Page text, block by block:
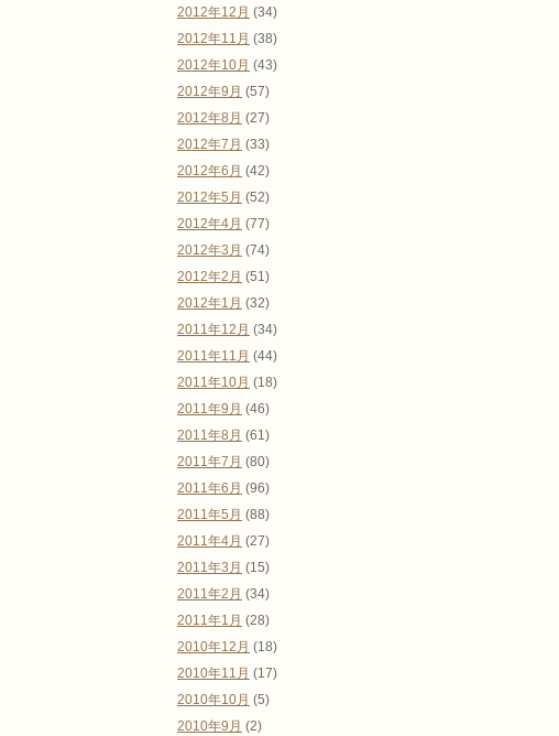
2012年12月 (34)
2012年11月 (38)
2012年10月 (43)
2012年9月 (57)
2012年8月 (27)
2012年7月 (33)
2012年6月 (42)
2012年5月 (52)
2012年4月 (77)
2012年3月 (74)
2012年2月 (51)
2012年1月 (32)
2011年12月 (34)
2011年11月 (44)
2011年10月 (18)
2011年9月 (46)
2011年8月 (61)
2011年7月 (80)
2011年6月 (96)
2011年5月 (88)
2011年4月 (27)
2011年3月 (15)
2011年2月 (34)
2011年1月 (28)
2010年12月 (18)
2010年11月 (17)
2010年10月 (5)
2010年9月 (2)